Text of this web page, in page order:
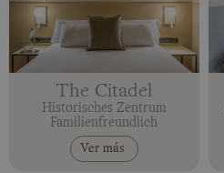
The Citadel
Historisches Zentrum
Familienfreundlich
Ver más